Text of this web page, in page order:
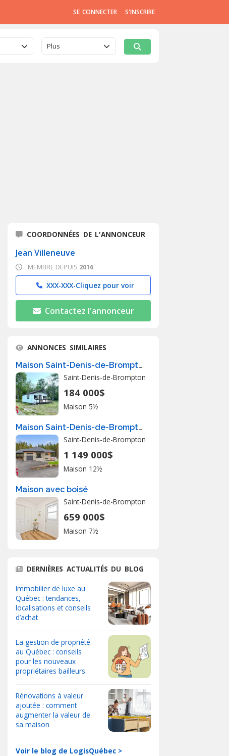
SE CONNECTER S'INSCRIRE
Plus
COORDONNÉES DE L'ANNONCEUR
Jean Villeneuve
MEMBRE DEPUIS 2016
XXX-XXX-Cliquez pour voir
Contactez l'annonceur
ANNONCES SIMILAIRES
Maison Saint-Denis-de-Brompton À Vendre
Saint-Denis-de-Brompton
184 000$
Maison 5½
Maison Saint-Denis-de-Brompton À Vendre
Saint-Denis-de-Brompton
1 149 000$
Maison 12½
Maison avec boisé
Saint-Denis-de-Brompton
659 000$
Maison 7½
DERNIÈRES ACTUALITÉS DU BLOG
Immobilier de luxe au
Québec : tendances,
localisations et conseils
d’achat
La gestion de propriété
au Québec : conseils
pour les nouveaux
propriétaires bailleurs
Rénovations à valeur
ajoutée : comment
augmenter la valeur de
sa maison
Voir le blog de LogisQuébec >